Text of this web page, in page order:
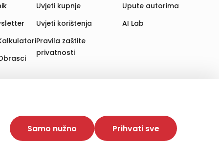
web stranica i uređaja u tu svrhu. Naši partneri
Opcija „Prihvati sve“ omogućuje postavljanje i
Samo nužno Prihvati sve
Uvjeti kupnje
Uvjeti korištenja
Pravila zaštite
privatnosti
Upute autorima
AI Lab